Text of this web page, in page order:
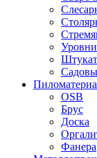
OSB
Брус
Доска
Фанера